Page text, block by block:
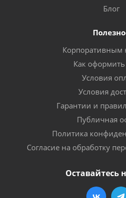
Блог
Корпоративным
Как оформить
Условия
Условия
Гарантии и
Публичная
Политика
Согласие на обработку
Оставайтесь